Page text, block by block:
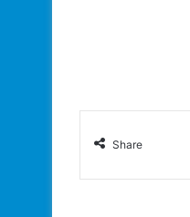
Share